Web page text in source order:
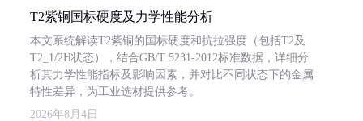
T2紫铜国标硬度及力学性能分析
本文系统解读T2紫铜的国标硬度和抗拉强度（包括T2及
T2_1/2H状态），结合GB/T 5231-2012标准数据，详细分
析其力学性能指标及影响因素，并对比不同状态下的金属
特性差异，为工业选材提供参考。
2026年8月4日